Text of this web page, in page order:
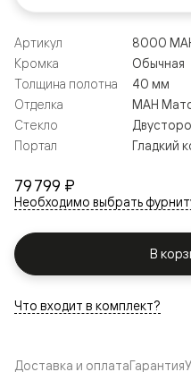
79 799 ₽
Необходимо выбрать
В
Артикул
8000
Кромка
Обычная
Толщина полотна
40 мм
Отделка
МАН
Стекло
Портал
Гладкий
Что входит в комплект?
Доставка и оплатаГарантия